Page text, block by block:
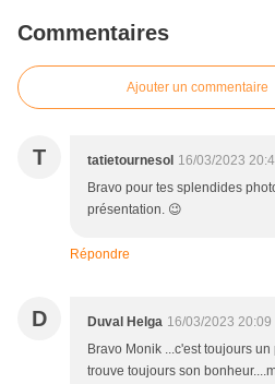
Commentaires
Ajouter un commentaire
T tatietournesol 16/03/2023
Bravo pour tes splendides
présentation. 😉
Répondre
D Duval Helga 16/03/2023 20:09
Bravo Monik ...c'est toujours
trouve toujours son